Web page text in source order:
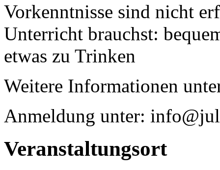
Vorkenntnisse sind nicht
Unterricht brauchst:
etwas zu Trinken
Weitere Informationen
Anmeldung unter:
Veranstaltungsort